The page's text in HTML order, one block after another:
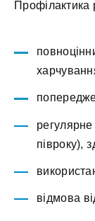
Профілактика
регулярне
півроку),
відмова